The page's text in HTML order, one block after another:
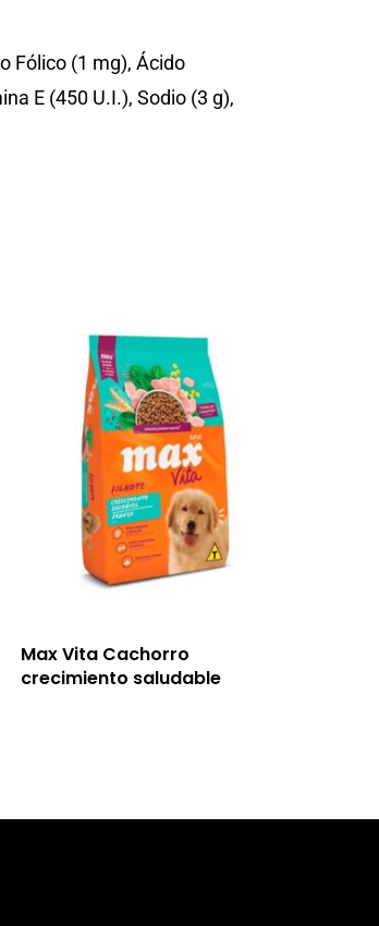
Fólico (1 mg), Ácido
E (450 U.I.), Sodio (3 g),
Max Vita Cachorro
crecimiento saludable